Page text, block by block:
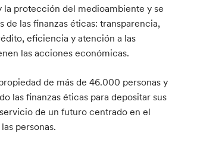
protección del medioambiente y se
las finanzas éticas: transparencia,
eficiencia y atención a las
las acciones económicas.
de más de 46.000 personas y
las finanzas éticas para depositar sus
de un futuro centrado en el
personas.